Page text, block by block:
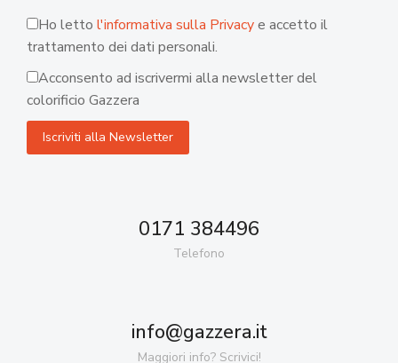
Ho letto l'informativa sulla Privacye accetto il
trattamento dei dati personali.
Acconsento ad iscrivermi alla newsletter del
colorificio Gazzera
0171 384496
Telefono
info@gazzera.it
Maggiori info? Scrivici!